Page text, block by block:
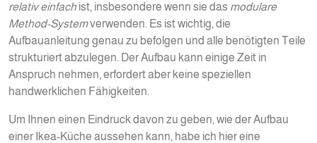
relativ einfachist, insbesondere wenn sie das modulare
Method-Systemverwenden. Es ist wichtig, die
Aufbauanleitung genau zu befolgen und alle benötigten Teile
strukturiert abzulegen. Der Aufbau kann einige Zeit in
Anspruch nehmen, erfordert aber keine speziellen
handwerklichen Fähigkeiten.
Um Ihnen einen Eindruck davon zu geben, wie der Aufbau
einer Ikea-Küche aussehen kann, habe ich hier eine